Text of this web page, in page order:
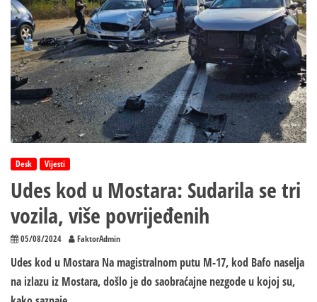
Desk Vijesti
Udes kod u Mostara: Sudarila se tri
vozila, više povrijeđenih
05/08/2024 FaktorAdmin
Udes kod u Mostara Na magistralnom putu M-17, kod Bafo naselja
na izlazu iz Mostara, došlo je do saobraćajne nezgode u kojoj su,